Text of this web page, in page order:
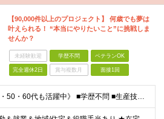
【90,000件以上のプロジェクト】 何歳でも夢は
叶えられる！ “本当にやりたいこと”に挑戦しま
せんか？
未経験歓迎 学歴不問 ベテランOK
完全週休2日 賞与複数月 面接1回
《40・50・60代も活躍中》 ■学歴不問 ■生産技術・生産管理・品質保証・評価・設計いずれかの実務経験をお持ちの方 ▽こんな方にオススメです！▽ 「経験を活かして幅広いプロジェクトに携わりたい」